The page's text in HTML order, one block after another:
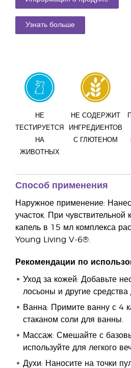
Узнать больше
НЕ
ТЕСТИРУЕТСЯ
НА
ЖИВОТНЫХ
НЕ СОДЕРЖИТ
ИНГРЕДИЕНТОВ
С ГЛЮТЕНОМ
Способ применения
Наружное применение:
участок. При чувствительной
капель в 15 мл комплекса
Young Living V-6®.
Рекомендации по
Уход за кожей: Добавьте
лосьоны и другие средства
Ванна: Примите ванну с 4
стаканом соли для ванны.
Массаж: Смешайте с
используйте для легкого
Духи: Наносите на точки